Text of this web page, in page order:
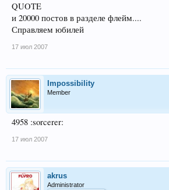
QUOTE
и 20000 постов в разделе флейм....
Справляем юбилей
17 июл 2007
Impossibility
Member
4958 :sorcerer:
17 июл 2007
akrus
Administrator